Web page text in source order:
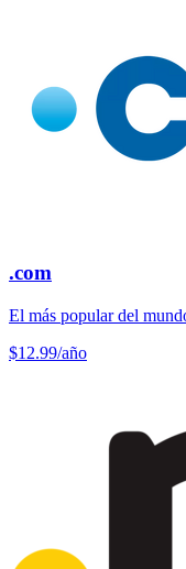
.com
El más popular del
$12.99/año